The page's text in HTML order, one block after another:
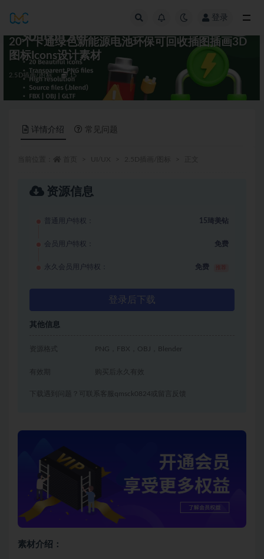
登录
20个卡通绿色新能源电池环保可回收插图插画3D
图标Icons设计素材
2.5D插画/图标 15
详情介绍 常见问题
资源信息
普通用户特权： 15琦美钻
会员用户特权： 免费
永久会员用户特权： 免费
登录后下载
其他信息
资源格式 PNG，FBX，OBJ，Blender
有效期 购买后永久有效
下载遇到问题？可联系客服qmsck0824或留言反馈
素材介绍：